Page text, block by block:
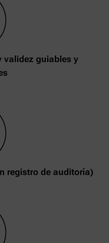
validez guiables y
registro de auditoría)